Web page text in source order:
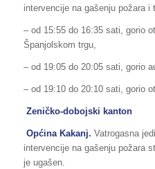
intervencije na gašenju požara i
– od 15:55 do 16:35 sati, gorio
Španjolskom trgu,
– od 19:05 do 20:05 sati, gorio
– od 19:10 do 20:10 sati, gorio
Zeničko-dobojski kanton
Općina Kakanj. Vatrogasna
intervencije na gašenju požara
je ugašen.